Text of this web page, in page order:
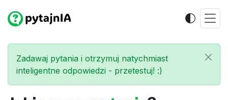
Zadawaj pytania i otrzymuj natychmiast
inteligentne odpowiedzi - przetestuj! :)